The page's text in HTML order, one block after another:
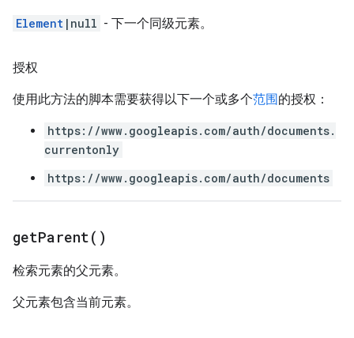
Element |null - 下一个同级元素。
授权
使用此方法的脚本需要获得以下一个或多个范围的授权：
https://www.googleapis.com/auth/documents.
currentonly
https://www.googleapis.com/auth/documents
getParent( )
检索元素的父元素。
父元素包含当前元素。